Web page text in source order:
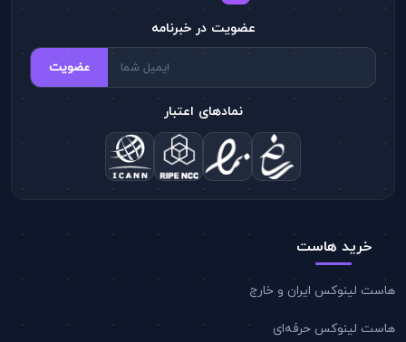
خرید هاست
هاست لینوکس ایران و خارج
هاست لینوکس حرفه‌ای
عضویت در خبرنامه
عضویت
نمادهای اعتبار